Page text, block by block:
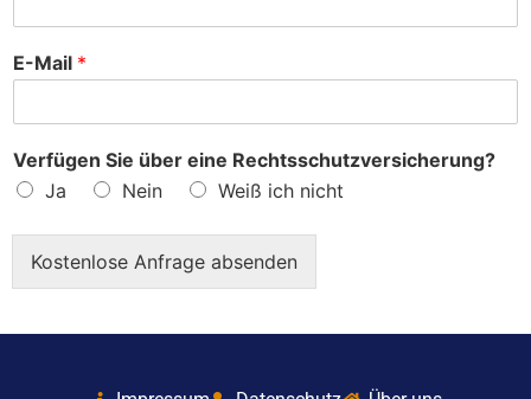
E-Mail *
Verfügen Sie über eine Rechtsschutzversicherung?
Ja
Nein Weiß ich nicht
Kostenlose Anfrage absenden